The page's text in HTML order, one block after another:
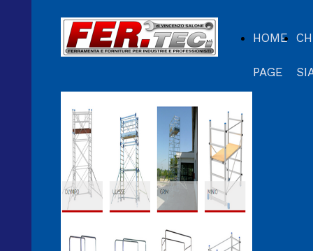
HOME
PAGE